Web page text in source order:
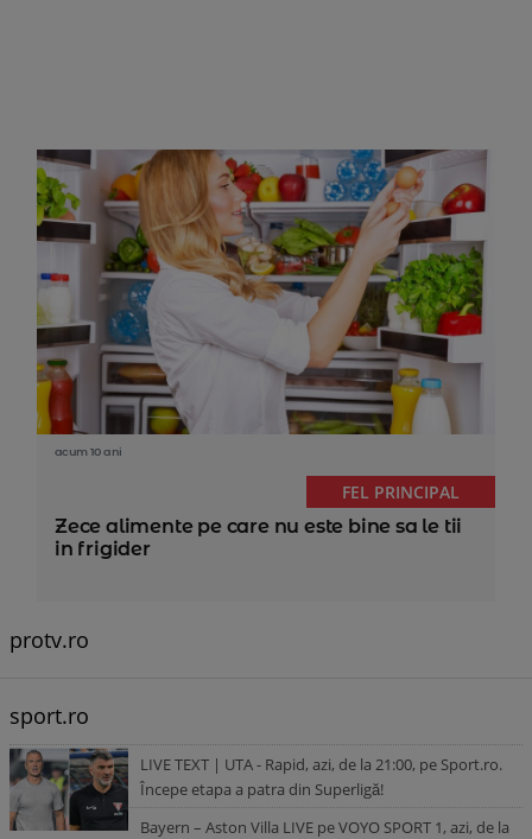
acum 10 ani
FEL PRINCIPAL
Zece alimente pe care nu este bine sa le tii
in frigider
protv.ro
sport.ro
LIVE TEXT | UTA - Rapid, azi, de la 21:00, pe Sport.ro.
Începe etapa a patra din Superligă!
Bayern – Aston Villa LIVE pe VOYO SPORT 1, azi, de la